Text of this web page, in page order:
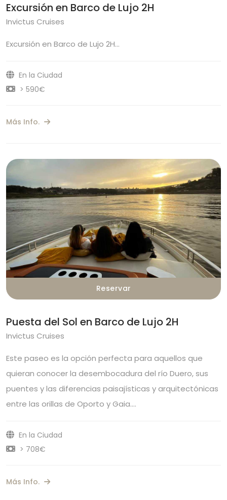
Excursión en Barco de Lujo 2H
Invictus Cruises
Excursión en Barco de Lujo 2H…
En la Ciudad
> 590€
Más Info.
Reservar
Puesta del Sol en Barco de Lujo 2H
Invictus Cruises
Este paseo es la opción perfecta para aquellos que
quieran conocer la desembocadura del río Duero, sus
puentes y las diferencias paisajísticas y arquitectónicas
entre las orillas de Oporto y Gaia.…
En la Ciudad
> 708€
Más Info.